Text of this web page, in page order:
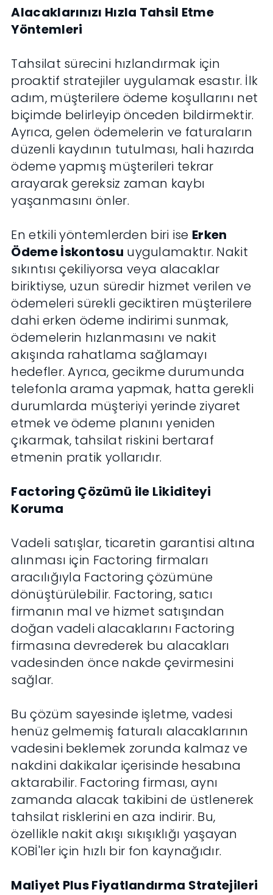
Alacaklarınızı Hızla Tahsil Etme
Yöntemleri
Tahsilat sürecini hızlandırmak için
proaktif stratejiler uygulamak esastır. İlk
adım, müşterilere ödeme koşullarını net
biçimde belirleyip önceden bildirmektir.
Ayrıca, gelen ödemelerin ve faturaların
düzenli kaydının tutulması, hali hazırda
ödeme yapmış müşterileri tekrar
arayarak gereksiz zaman kaybı
yaşanmasını önler.
En etkili yöntemlerden biri ise Erken
Ödeme İskontosu uygulamaktır. Nakit
sıkıntısı çekiliyorsa veya alacaklar
biriktiyse, uzun süredir hizmet verilen ve
ödemeleri sürekli geciktiren müşterilere
dahi erken ödeme indirimi sunmak,
ödemelerin hızlanmasını ve nakit
akışında rahatlama sağlamayı
hedefler. Ayrıca, gecikme durumunda
telefonla arama yapmak, hatta gerekli
durumlarda müşteriyi yerinde ziyaret
etmek ve ödeme planını yeniden
çıkarmak, tahsilat riskini bertaraf
etmenin pratik yollarıdır.
Factoring Çözümü ile Likiditeyi
Koruma
Vadeli satışlar, ticaretin garantisi altına
alınması için Factoring firmaları
aracılığıyla Factoring çözümüne
dönüştürülebilir. Factoring, satıcı
firmanın mal ve hizmet satışından
doğan vadeli alacaklarını Factoring
firmasına devrederek bu alacakları
vadesinden önce nakde çevirmesini
sağlar.
Bu çözüm sayesinde işletme, vadesi
henüz gelmemiş faturalı alacaklarının
vadesini beklemek zorunda kalmaz ve
nakdini dakikalar içerisinde hesabına
aktarabilir. Factoring firması, aynı
zamanda alacak takibini de üstlenerek
tahsilat risklerini en aza indirir. Bu,
özellikle nakit akışı sıkışıklığı yaşayan
KOBİ'ler için hızlı bir fon kaynağıdır.
Maliyet Plus Fiyatlandırma Stratejileri